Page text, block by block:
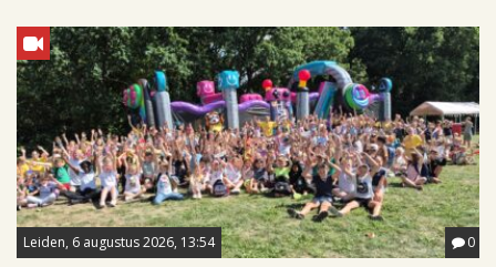
Leiden, 6 augustus 2026, 13:54 0